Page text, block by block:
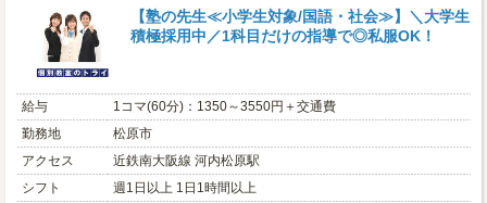
【塾の先生≪小学生対象/国語・社会≫】＼大学生
積極採用中／1科目だけの指導で◎私服OK！
給与
1コマ(60分)：1350～3550円＋交通費
勤務地
松原市
アクセス
近鉄南大阪線 河内松原駅
シフト
週1日以上 1日1時間以上